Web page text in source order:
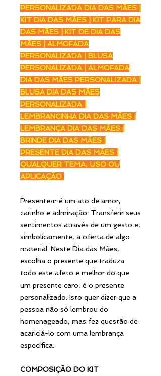
PERSONALIZADA DIA DAS MÃES |
KIT DIA DAS MÃES | KIT PARA DIA
DAS MÃES | KIT DE DIA DAS
MÃES | ALMOFADA
PERSONALIZADA | BLUSA
PERSONALIZADA | ALMOFADA
DIA DAS MÃES PERSONALIZADA |
BLUSA DIA DAS MÃES
PERSONALIZADA |
LEMBRANCINHA DIA DAS MÃES |
LEMBRANÇA DIA DAS MÃES |
BRINDE DIA DAS MÃES |
PRESENTE DIA DAS MÃES |
QUALQUER TEMA, USO OU
APLICAÇÃO
Presentear é um ato de amor,
carinho e admiração. Transferir seus
sentimentos através de um gesto e,
simbolicamente, a oferta de algo
material. Neste Dia das Mães,
escolha o presente que traduza
todo este afeto e melhor do que
um presente caro, é o presente
personalizado. Isto quer dizer que a
pessoa não só lembrou do
homenageado, mas fez questão de
acariciá-lo com uma lembrança
específica.
COMPOSIÇÃO DO KIT